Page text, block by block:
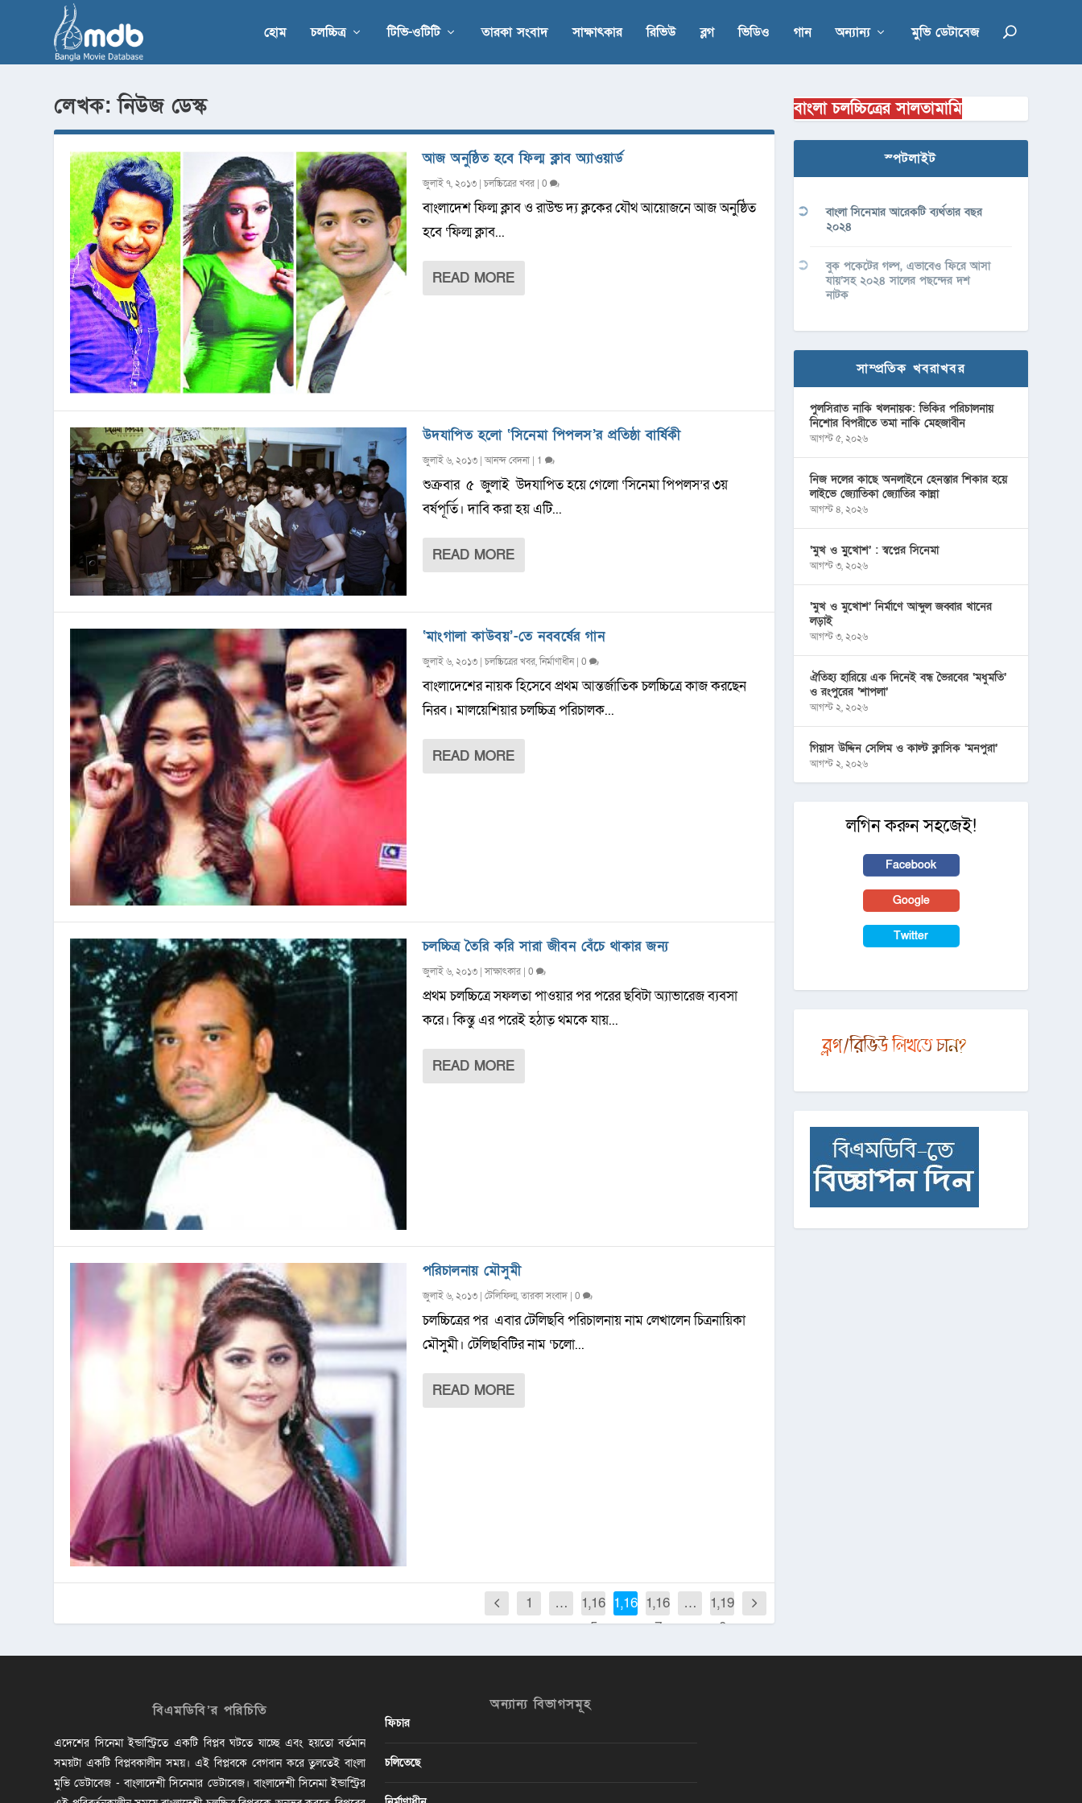
হোম চলচ্চিত্র টিভি-ওটিটি তারকা সংবাদ সাক্ষাৎকার রিভিউ ব্লগ ভিডিও গান অন্যান্য মুভি ডেটাবেজ
লেখক:নিউজ ডেস্ক
আজ অনুষ্ঠিত হবে ফিল্ম ক্লাব অ্যাওয়ার্ড
জুলাই ৭, ২০১৩|চলচ্চিত্রের খবর| 0
বাংলাদেশ ফিল্ম ক্লাব ও রাউন্ড দ্য ক্লকের যৌথ আয়োজনে আজ অনুষ্ঠিত
হবে ‘ফিল্ম ক্লাব...
READ MORE
উদযাপিত হলো ‘সিনেমা পিপলস’র প্রতিষ্ঠা বার্ষিকী
জুলাই ৬, ২০১৩|আনন্দ বেদনা| 1
শুক্রবার ৫ জুলাই উদযাপিত হয়ে গেলো ‘সিনেমা পিপলস’র ৩য়
বর্ষপূর্তি। দাবি করা হয় এটি...
READ MORE
‘মাংগালা কাউবয়’-তে নববর্ষের গান
জুলাই ৬, ২০১৩|চলচ্চিত্রের খবর,নির্মাণাধীন| 0
বাংলাদেশের নায়ক হিসেবে প্রথম আন্তর্জাতিক চলচ্চিত্রে কাজ করছেন
নিরব। মালয়েশিয়ার চলচ্চিত্র পরিচালক...
READ MORE
চলচ্চিত্র তৈরি করি সারা জীবন বেঁচে থাকার জন্য
জুলাই ৬, ২০১৩|সাক্ষাৎকার| 0
প্রথম চলচ্চিত্রে সফলতা পাওয়ার পর পরের ছবিটা অ্যাভারেজ ব্যবসা
করে। কিন্তু এর পরেই হঠাত্ থমকে যায়...
READ MORE
পরিচালনায় মৌসুমী
জুলাই ৬, ২০১৩| টেলিফিল্ম,তারকা সংবাদ| 0
চলচ্চিত্রের পর এবার টেলিছবি পরিচালনায় নাম লেখালেন চিত্রনায়িকা
মৌসুমী। টেলিছবিটির নাম ‘চলো...
READ MORE
1 …
1,16
5
1,166 1,16
7
…
1,19
0
বাংলা চলচ্চিত্রের সালতামামি
স্পটলাইট
বাংলা সিনেমার আরেকটি ব্যর্থতার বছর
২০২৪
বুক পকেটের গল্প, এভাবেও ফিরে আসা
যায়’সহ ২০২৪ সালের পছন্দের দশ
নাটক
সাম্প্রতিক খবরাখবর
পুলসিরাত নাকি খলনায়ক: ভিকির পরিচালনায়
নিশোর বিপরীতে তমা নাকি মেহজাবীন
আগস্ট ৫, ২০২৬
নিজ দলের কাছে অনলাইনে হেনস্তার শিকার হয়ে
লাইভে জ্যোতিকা জ্যোতির কান্না
আগস্ট ৪, ২০২৬
‘মুখ ও মু্খোশ’ : স্বপ্নের সিনেমা
আগস্ট ৩, ২০২৬
‘মুখ ও মুখোশ’ নির্মাণে আব্দুল জব্বার খানের
লড়াই
আগস্ট ৩, ২০২৬
ঐতিহ্য হারিয়ে এক দিনেই বন্ধ ভৈরবের ‘মধুমতি’
ও রংপুরের ‘শাপলা’
আগস্ট ২, ২০২৬
গিয়াস উদ্দিন সেলিম ও কাল্ট ক্লাসিক ‘মনপুরা’
আগস্ট ২, ২০২৬
লগিন করুন সহজেই!
Facebook
Google
Twitter
বিএমডিবি’র পরিচিতি
এদেশের সিনেমা ইন্ডাস্ট্রিতে একটি বিপ্লব ঘটতে যাচ্ছে এবং হয়তো বর্তমান
সময়টা একটি বিপ্লবকালীন সময়। এই বিপ্লবকে বেগবান করে তুলতেই বাংলা
মুভি ডেটাবেজ - বাংলাদেশী সিনেমার ডেটাবেজ। বাংলাদেশী সিনেমা ইন্ডাস্ট্রির
অন্যান্য বিভাগসমূহ
ফিচার
চলিতেছে